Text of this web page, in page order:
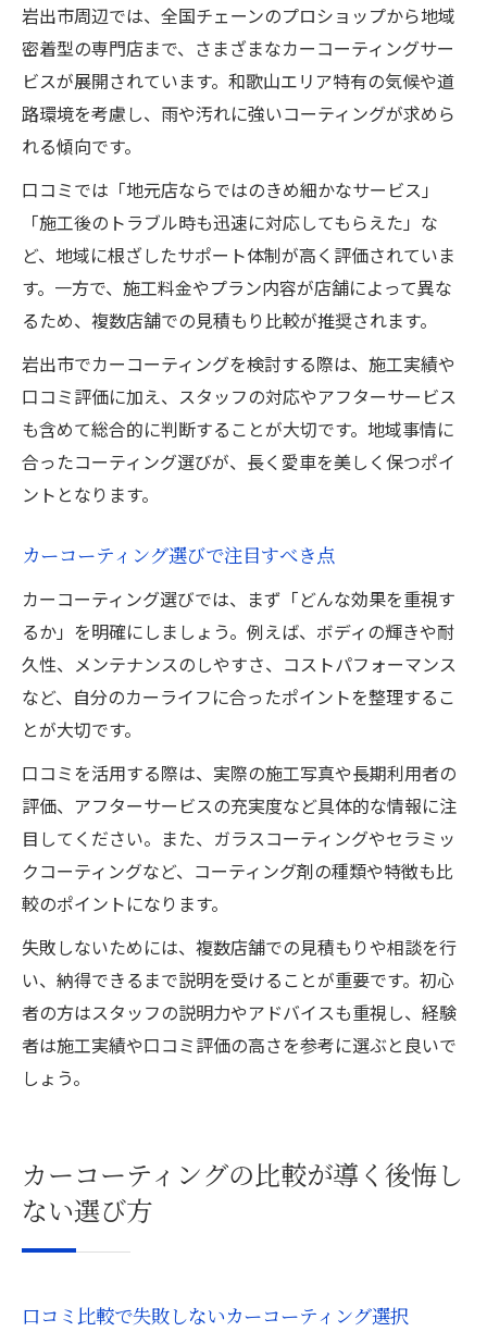
岩出市周辺では、全国チェーンのプロショップから地域
密着型の専門店まで、さまざまなカーコーティングサー
ビスが展開されています。和歌山エリア特有の気候や道
路環境を考慮し、雨や汚れに強いコーティングが求めら
れる傾向です。
口コミでは「地元店ならではのきめ細かなサービス」
「施工後のトラブル時も迅速に対応してもらえた」な
ど、地域に根ざしたサポート体制が高く評価されていま
す。一方で、施工料金やプラン内容が店舗によって異な
るため、複数店舗での見積もり比較が推奨されます。
岩出市でカーコーティングを検討する際は、施工実績や
口コミ評価に加え、スタッフの対応やアフターサービス
も含めて総合的に判断することが大切です。地域事情に
合ったコーティング選びが、長く愛車を美しく保つポイ
ントとなります。
カーコーティング選びで注目すべき点
カーコーティング選びでは、まず「どんな効果を重視す
るか」を明確にしましょう。例えば、ボディの輝きや耐
久性、メンテナンスのしやすさ、コストパフォーマンス
など、自分のカーライフに合ったポイントを整理するこ
とが大切です。
口コミを活用する際は、実際の施工写真や長期利用者の
評価、アフターサービスの充実度など具体的な情報に注
目してください。また、ガラスコーティングやセラミッ
クコーティングなど、コーティング剤の種類や特徴も比
較のポイントになります。
失敗しないためには、複数店舗での見積もりや相談を行
い、納得できるまで説明を受けることが重要です。初心
者の方はスタッフの説明力やアドバイスも重視し、経験
者は施工実績や口コミ評価の高さを参考に選ぶと良いで
しょう。
カーコーティングの比較が導く後悔し
ない選び方
口コミ比較で失敗しないカーコーティング選択